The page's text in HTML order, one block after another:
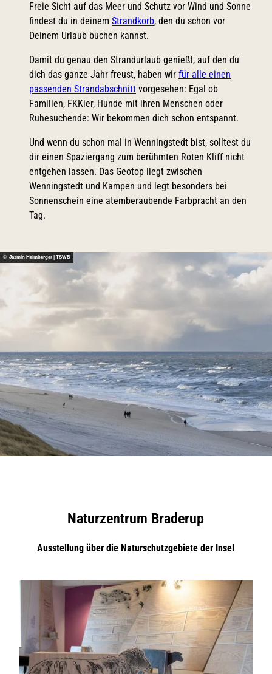
Freie Sicht auf das Meer und Schutz vor Wind und Sonne
findest du in deinem Strandkorb, den du schon vor
Deinem Urlaub buchen kannst.
Damit du genau den Strandurlaub genießt, auf den du
dich das ganze Jahr freust, haben wir für alle einen
passenden Strandabschnitt vorgesehen: Egal ob
Familien, FKKler, Hunde mit ihren Menschen oder
Ruhesuchende: Wir bekommen dich schon entspannt.
Und wenn du schon mal in Wenningstedt bist, solltest du
dir einen Spaziergang zum berühmten Roten Kliff nicht
entgehen lassen. Das Geotop liegt zwischen
Wenningstedt und Kampen und legt besonders bei
Sonnenschein eine atemberaubende Farbpracht an den
Tag.
© Jasmin Heimberger | TSWB
Naturzentrum Braderup
Ausstellung über die Naturschutzgebiete der Insel